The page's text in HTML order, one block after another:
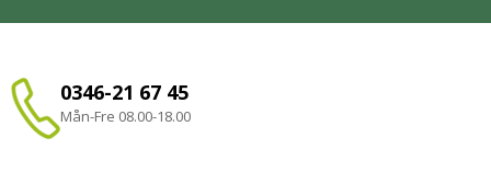
0346-21 67 45
Mån-Fre 08.00-18.00